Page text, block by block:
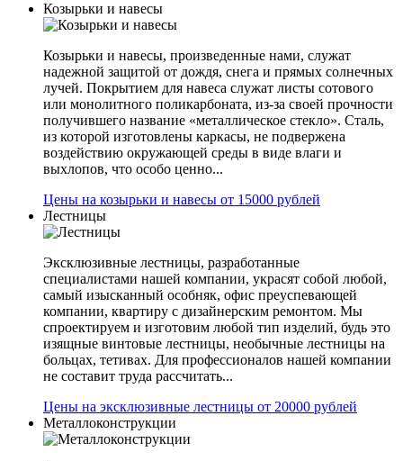
Козырьки и навесы
Козырьки и навесы, произведенные нами, служат
надежной защитой от дождя, снега и прямых солнечных
лучей. Покрытием для навеса служат листы сотового
или монолитного поликарбоната, из-за своей прочности
получившего название «металлическое стекло». Сталь,
из которой изготовлены каркасы, не подвержена
воздействию окружающей среды в виде влаги и
выхлопов, что особо ценно...
Цены на козырьки и навесы от 15000 рублей
Лестницы
Эксклюзивные лестницы, разработанные
специалистами нашей компании, украсят собой любой,
самый изысканный особняк, офис преуспевающей
компании, квартиру с дизайнерским ремонтом. Мы
спроектируем и изготовим любой тип изделий, будь это
изящные винтовые лестницы, необычные лестницы на
больцах, тетивах. Для профессионалов нашей компании
не составит труда рассчитать...
Цены на эксклюзивные лестницы от 20000 рублей
Металлоконструкции